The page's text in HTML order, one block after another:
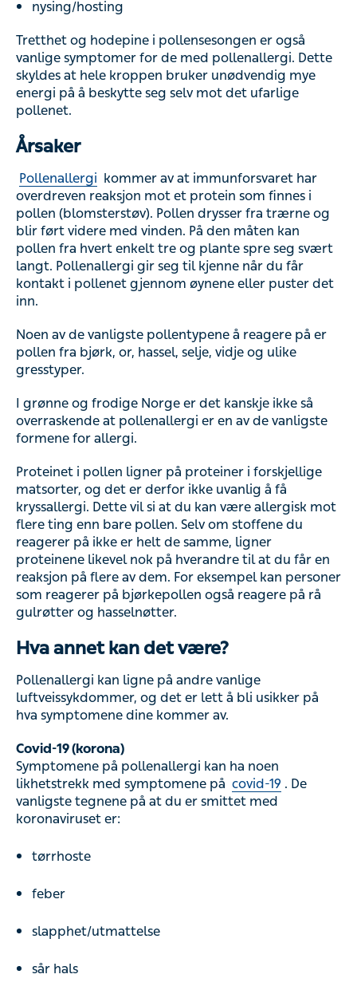
nysing/hosting
Tretthet og hodepine i pollensesongen er også
vanlige symptomer for de med pollenallergi. Dette
skyldes at hele kroppen bruker unødvendig mye
energi på å beskytte seg selv mot det ufarlige
pollenet.
Årsaker
Pollenallergi kommer av at immunforsvaret har
overdreven reaksjon mot et protein som finnes i
pollen (blomsterstøv). Pollen drysser fra trærne og
blir ført videre med vinden. På den måten kan
pollen fra hvert enkelt tre og plante spre seg svært
langt. Pollenallergi gir seg til kjenne når du får
kontakt i pollenet gjennom øynene eller puster det
inn.
Noen av de vanligste pollentypene å reagere på er
pollen fra bjørk, or, hassel, selje, vidje og ulike
gresstyper.
I grønne og frodige Norge er det kanskje ikke så
overraskende at pollenallergi er en av de vanligste
formene for allergi.
Proteinet i pollen ligner på proteiner i forskjellige
matsorter, og det er derfor ikke uvanlig å få
kryssallergi. Dette vil si at du kan være allergisk mot
flere ting enn bare pollen. Selv om stoffene du
reagerer på ikke er helt de samme, ligner
proteinene likevel nok på hverandre til at du får en
reaksjon på flere av dem. For eksempel kan personer
som reagerer på bjørkepollen også reagere på rå
gulrøtter og hasselnøtter.
Hva annet kan det være?
Pollenallergi kan ligne på andre vanlige
luftveissykdommer, og det er lett å bli usikker på
hva symptomene dine kommer av.
Covid-19 (korona)
Symptomene på pollenallergi kan ha noen
likhetstrekk med symptomene på covid-19 . De
vanligste tegnene på at du er smittet med
koronaviruset er:
tørrhoste
feber
slapphet/utmattelse
sår hals